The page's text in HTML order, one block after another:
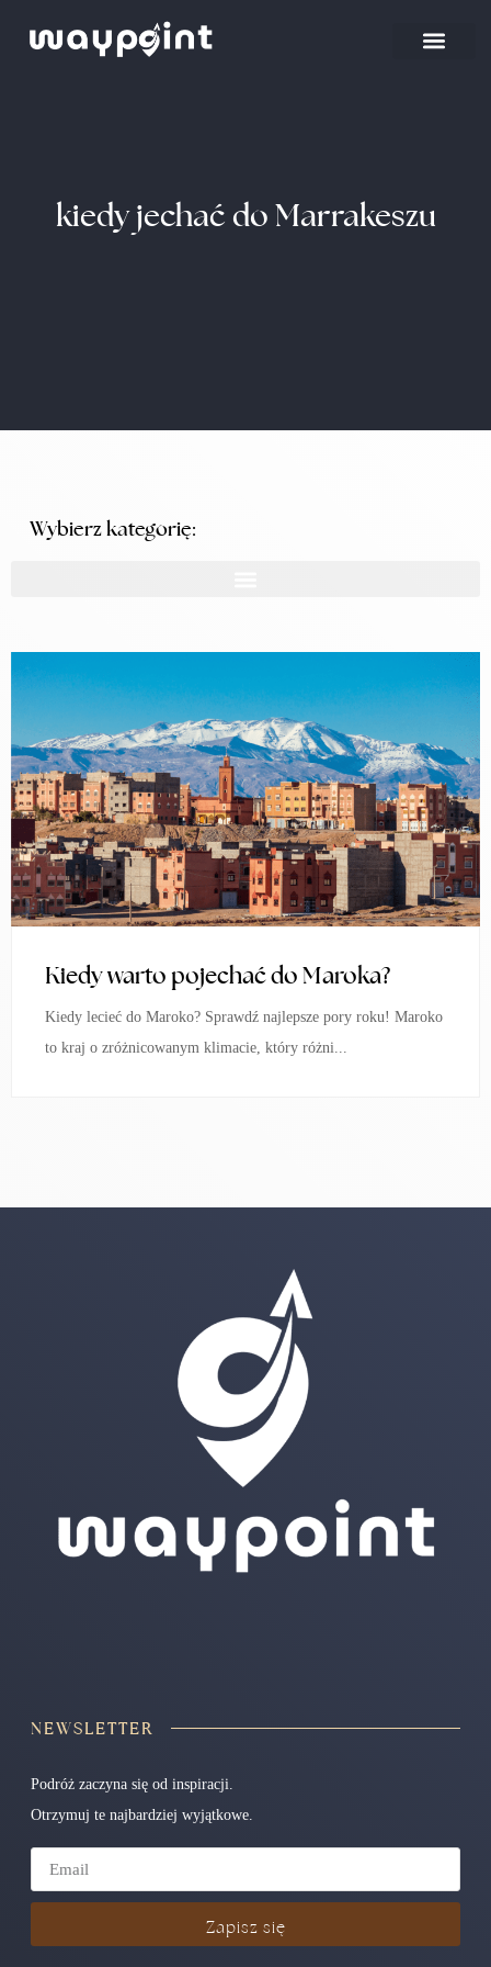
kiedy jechać do Marrakeszu
Wybierz kategorię:
Kiedy warto pojechać do Maroka?
Kiedy lecieć do Maroko? Sprawdź najlepsze pory roku! Maroko
to kraj o zróżnicowanym klimacie, który różni...
NEWSLETTER
Podróż zaczyna się od inspiracji.
Otrzymuj te najbardziej wyjątkowe.
Zapisz się